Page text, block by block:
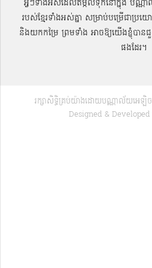
អ្វីៗទាំងអស់ដែលតម្កល់ទុកនៅក្នុង បណ្ណា
របស់ខ្មែរទាំងអស់គ្នា សម្រាប់បម្រើជាប្
និងយកកម្រៃ ព្រមទាំង អាចឱ្យយើងខ្ញុំបា
ផងដែរ។
រក្សាសិទ្ធិគ្រប់យ៉ាងដោយបណ្ណាល័យអេឡិច
Designed &